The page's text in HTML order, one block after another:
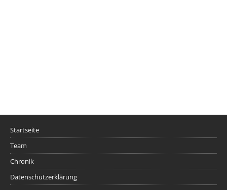
Startseite
Team
Chronik
Datenschutzerklärung